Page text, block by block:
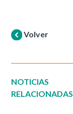
Volver
NOTICIAS
RELACIONADAS